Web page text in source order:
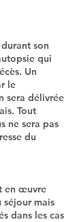
son
qui
Un
le
sera délivrée
Tout
ne sera pas
du
en œuvre
mais
dans les cas